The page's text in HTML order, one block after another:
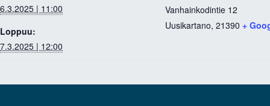
6.3.2025 | 11:00
Loppuu:
7.3.2025 | 12:00
Vanhainkodintie 12
Uusikartano, 21390 +